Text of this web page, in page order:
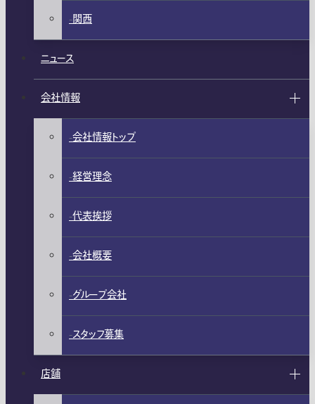
関西
ニュース
会社情報
会社情報トップ
経営理念
代表挨拶
会社概要
グループ会社
スタッフ募集
店舗